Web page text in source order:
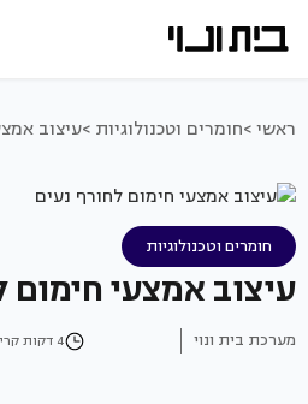
ראשי >חומרים וטכנולוגיות >עיצוב
חומרים וטכנולוגיות
עיצוב אמצעי חימום
מערכת בית ונוי 4 דקות קריאה